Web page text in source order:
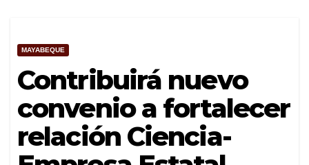
MAYABEQUE
Contribuirá nuevo
convenio a fortalecer
relación Ciencia-